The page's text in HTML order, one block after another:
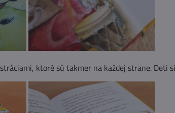
ktoré sú takmer na každej strane. Deti